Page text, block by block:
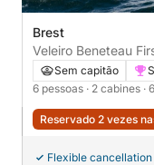
Brest
Veleiro Beneteau
Sem capitão
6 pessoas · 2 cabines ·
Reservado 2 vezes
Flexible cancellation